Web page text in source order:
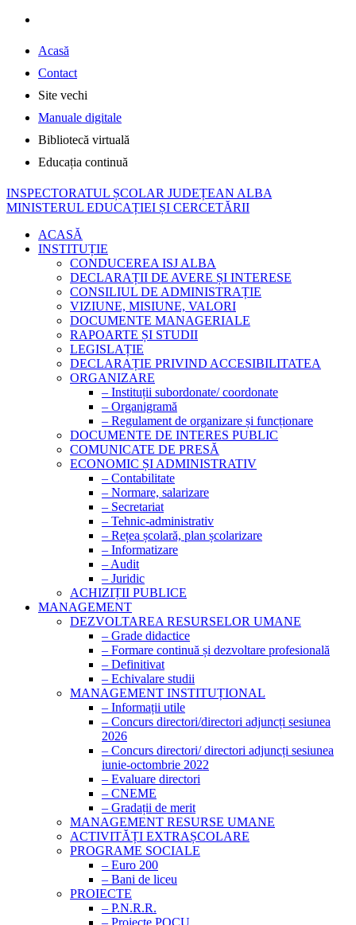
Acasă
Contact
Site vechi
Manuale digitale
Bibliotecă virtuală
Educația continuă
INSPECTORATUL ȘCOLAR JUDEȚEAN ALBA
MINISTERUL EDUCAȚIEI ȘI CERCETĂRII
ACASĂ
INSTITUȚIE
CONDUCEREA ISJ ALBA
DECLARAȚII DE AVERE ȘI INTERESE
CONSILIUL DE ADMINISTRAȚIE
VIZIUNE, MISIUNE, VALORI
DOCUMENTE MANAGERIALE
RAPOARTE ȘI STUDII
LEGISLAȚIE
DECLARAȚIE PRIVIND ACCESIBILITATEA
ORGANIZARE
– Instituții subordonate/ coordonate
– Organigramă
– Regulament de organizare și funcționare
DOCUMENTE DE INTERES PUBLIC
COMUNICATE DE PRESĂ
ECONOMIC ȘI ADMINISTRATIV
– Contabilitate
– Normare, salarizare
– Secretariat
– Tehnic-administrativ
– Rețea școlară, plan școlarizare
– Informatizare
– Audit
– Juridic
ACHIZIȚII PUBLICE
MANAGEMENT
DEZVOLTAREA RESURSELOR UMANE
– Grade didactice
– Formare continuă și dezvoltare profesională
– Definitivat
– Echivalare studii
MANAGEMENT INSTITUȚIONAL
– Informații utile
– Concurs directori/directori adjuncți sesiunea
2026
– Concurs directori/ directori adjuncți sesiunea
iunie-octombrie 2022
– Evaluare directori
– CNEME
– Gradații de merit
MANAGEMENT RESURSE UMANE
ACTIVITĂȚI EXTRAȘCOLARE
PROGRAME SOCIALE
– Euro 200
– Bani de liceu
PROIECTE
– P.N.R.R.
– Proiecte POCU